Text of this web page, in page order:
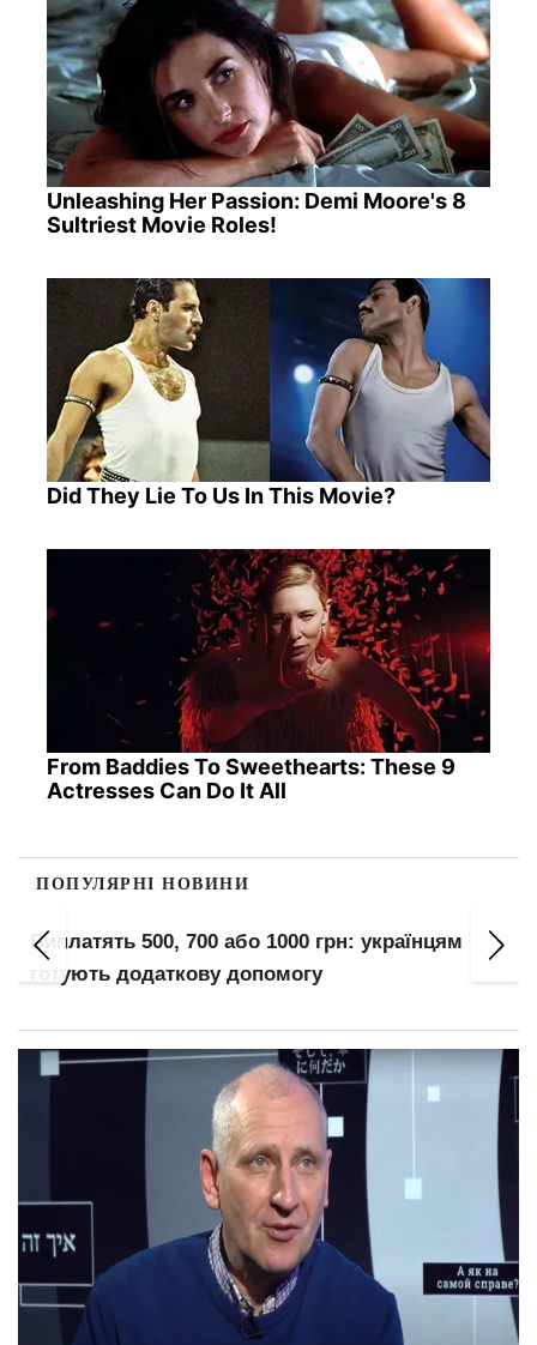
Unleashing Her Passion: Demi Moore's 8
Sultriest Movie Roles!
Did They Lie To Us In This Movie?
From Baddies To Sweethearts: These 9
Actresses Can Do It All
ПОПУЛЯРНІ НОВИНИ
Перед мобілізацією перевірте це: як захистити
гроші, майно та родину від проблем